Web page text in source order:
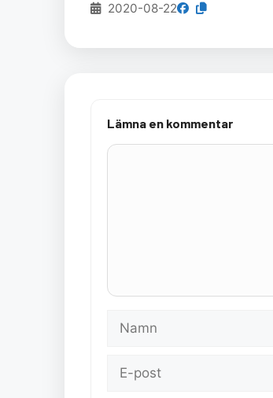
2020-08-22
Lämna en kommentar
Kommentar
Namn